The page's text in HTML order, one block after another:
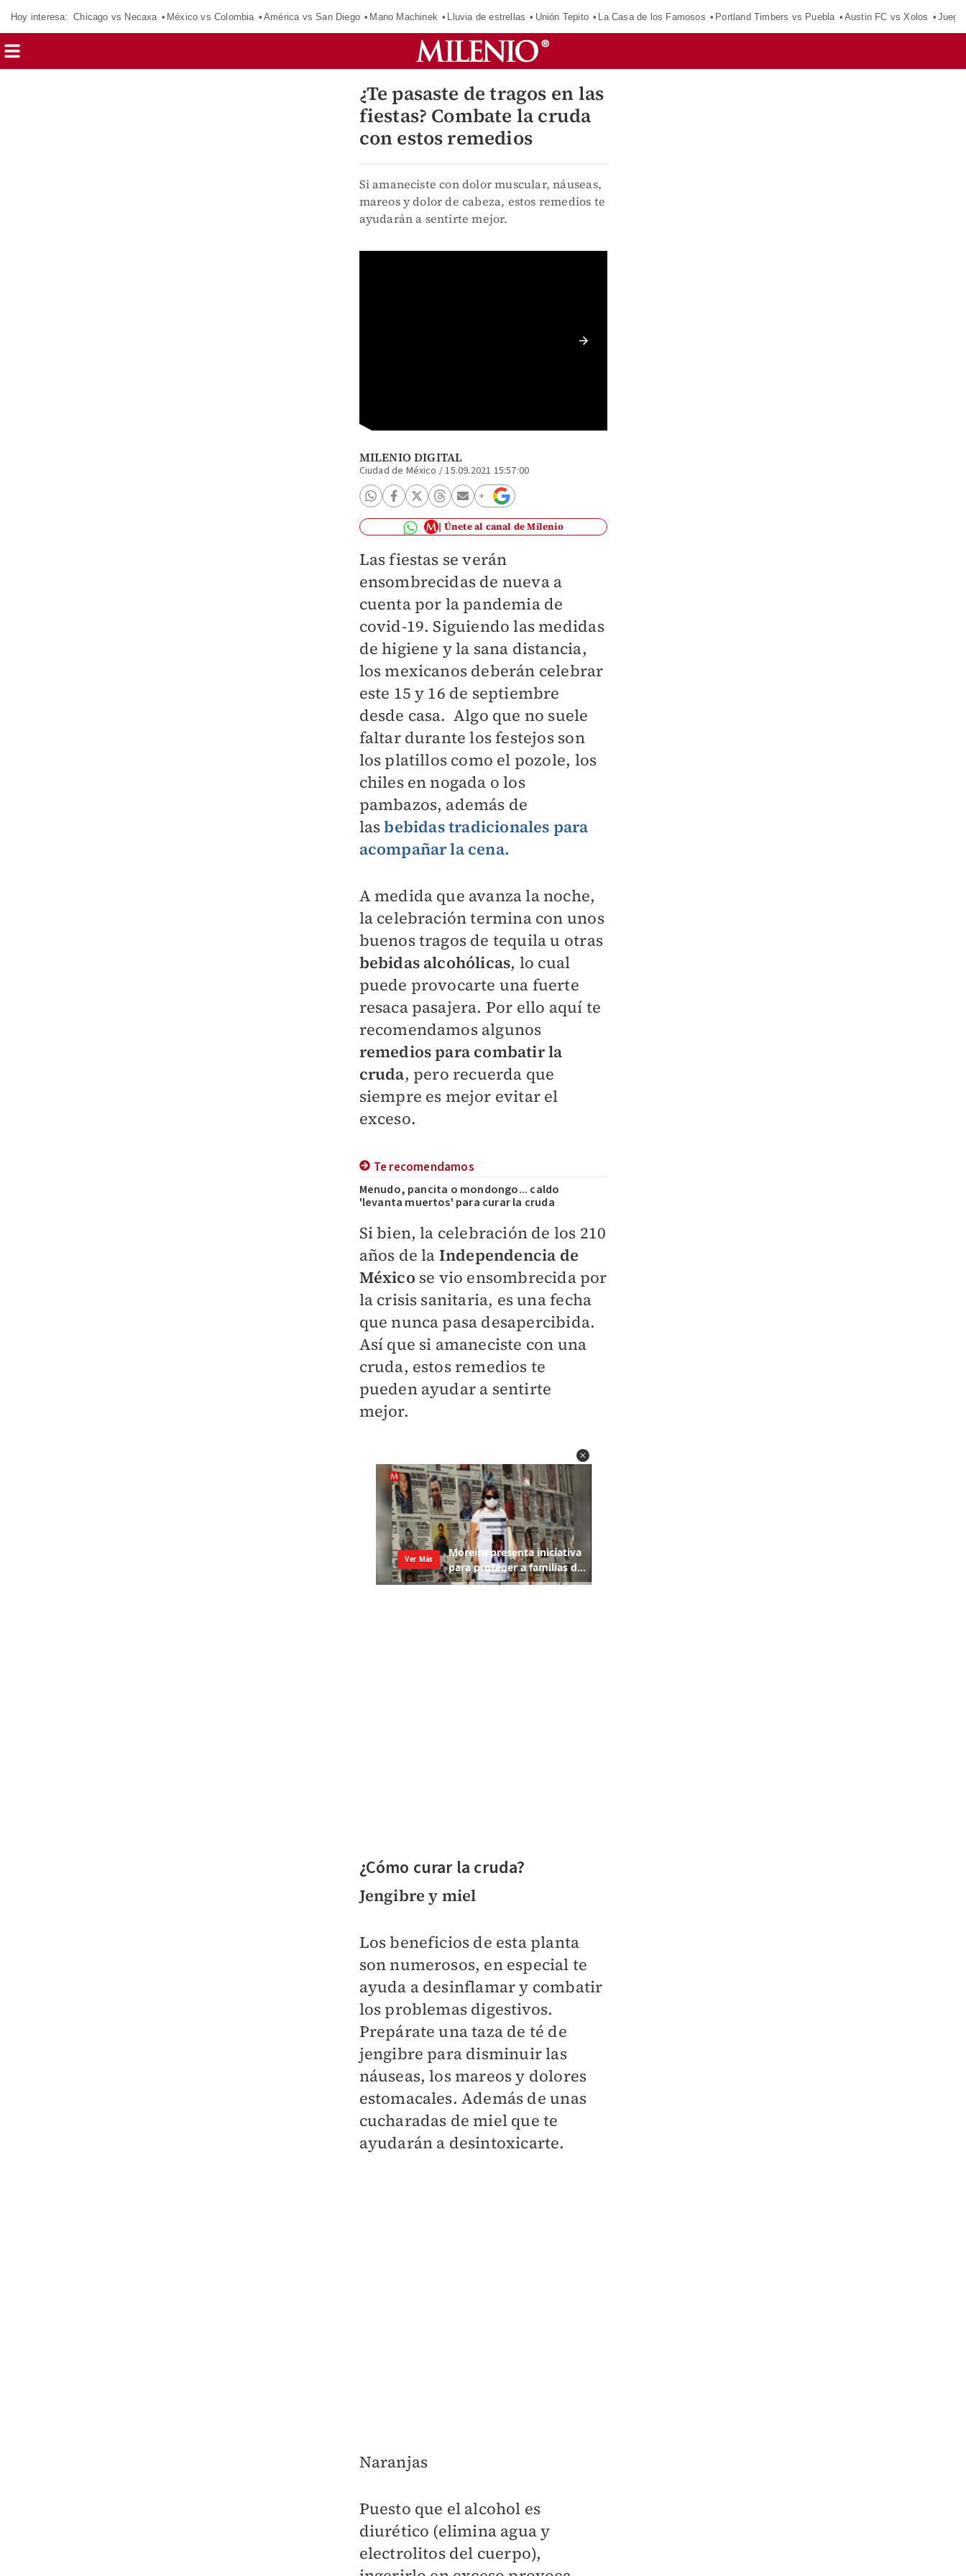
Hoy interesa: Chicago vs Necaxa México vs Colombia América vs San Diego Mano Machinek Lluvia de estrellas Unión Tepito La Casa de los Famosos Portland Timbers vs Puebla Austin FC vs Xolos
¿Te pasaste de tragos en las
fiestas? Combate la cruda
con estos remedios
Si amaneciste con dolor muscular, náuseas,
mareos y dolor de cabeza, estos remedios te
ayudarán a sentirte mejor.
MILENIO DIGITAL
Ciudad de México /15.09.2021 15:57:00
Únete al canal de Milenio
Las fiestas se verán
ensombrecidas de nueva a
cuenta por la pandemia de
covid-19. Siguiendo las medidas
de higiene y la sana distancia,
los mexicanos deberán celebrar
este 15 y 16 de septiembre
desde casa. Algo que no suele
faltar durante los festejos son
los platillos como el pozole, los
chiles en nogada o los
pambazos, además de
lasbebidas tradicionales para
acompañar la cena.
A medida que avanza la noche,
la celebración termina con unos
buenos tragos de tequila u otras
bebidas alcohólicas, lo cual
puede provocarte una fuerte
resaca pasajera. Por ello aquí te
recomendamos algunos
remedios para combatir la
cruda, pero recuerda que
siempre es mejor evitar el
exceso.
Te recomendamos
Menudo, pancita o mondongo... caldo
'levanta muertos' para curar la cruda
Si bien, la celebración de los 210
años de la Independencia de
México se vio ensombrecida por
la crisis sanitaria, es una fecha
que nunca pasa desapercibida.
Así que si amaneciste con una
cruda, estos remedios te
pueden ayudar a sentirte
mejor.
¿Cómo curar la cruda?
Jengibre y miel
Los beneficios de esta planta
son numerosos, en especial te
ayuda a desinflamar y combatir
los problemas digestivos.
Prepárate una taza de té de
jengibre para disminuir las
náuseas, los mareos y dolores
estomacales. Además de unas
cucharadas de miel que te
ayudarán a desintoxicarte.
Naranjas
Puesto que el alcohol es
diurético (elimina agua y
electrolitos del cuerpo),